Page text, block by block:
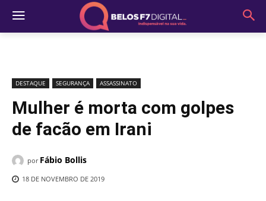
DESTAQUE SEGURANÇA ASSASSINATO
Mulher é morta com golpes
de facão em Irani
por Fábio Bollis
18 DE NOVEMBRO DE 2019